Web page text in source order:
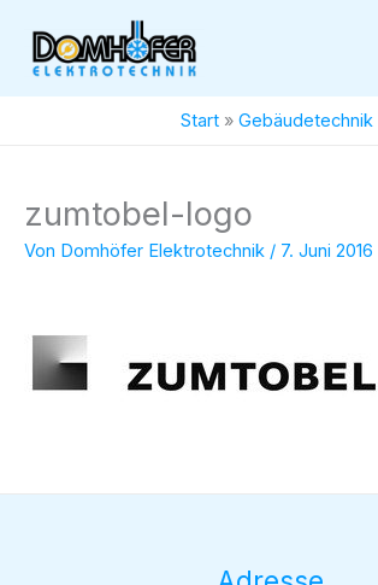
Inhalt
Start
Gebäudetechnik
zumtobel-logo
Von Domhöfer Elektrotechnik / 7. Juni 2016